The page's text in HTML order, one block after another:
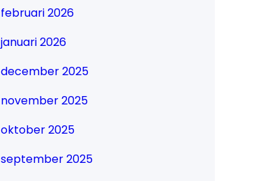
februari 2026
januari 2026
december 2025
november 2025
oktober 2025
september 2025